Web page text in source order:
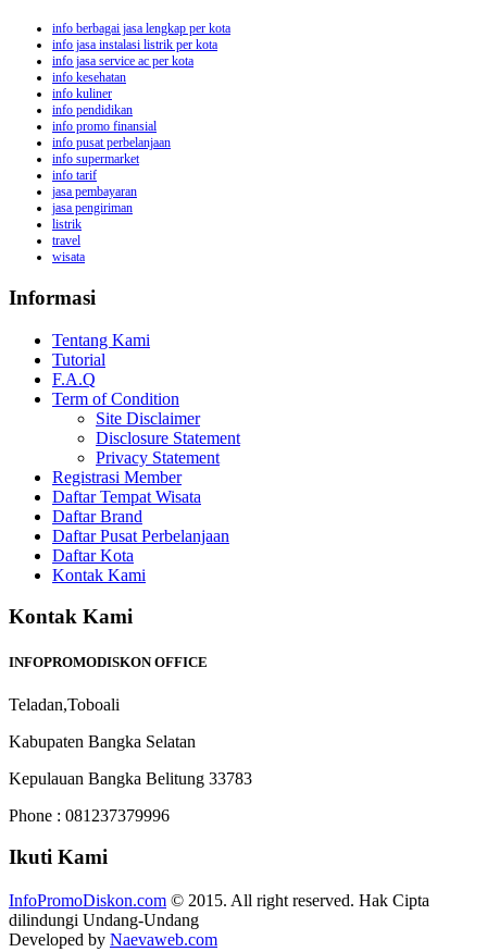
info berbagai jasa lengkap per kota
info jasa instalasi listrik per kota
info jasa service ac per kota
info kesehatan
info kuliner
info pendidikan
info promo finansial
info pusat perbelanjaan
info supermarket
info tarif
jasa pembayaran
jasa pengiriman
listrik
travel
wisata
Informasi
Tentang Kami
Tutorial
F.A.Q
Term of Condition
Site Disclaimer
Disclosure Statement
Privacy Statement
Registrasi Member
Daftar Tempat Wisata
Daftar Brand
Daftar Pusat Perbelanjaan
Daftar Kota
Kontak Kami
Kontak Kami
INFOPROMODISKON OFFICE
Teladan,Toboali
Kabupaten Bangka Selatan
Kepulauan Bangka Belitung 33783
Phone : 081237379996
Ikuti Kami
InfoPromoDiskon.com © 2015. All right reserved. Hak Cipta
dilindungi Undang-Undang
Developed by Naevaweb.com